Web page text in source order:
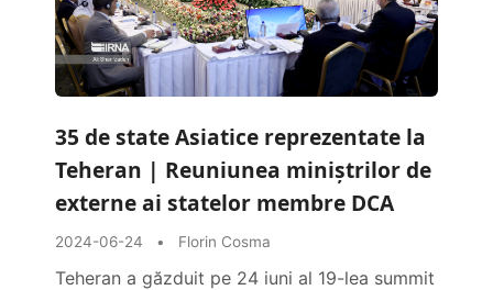
35 de state Asiatice reprezentate la
Teheran | Reuniunea miniștrilor de
externe ai statelor membre DCA
2024-06-24 • Florin Cosma
Teheran a găzduit pe 24 iuni al 19-lea summit